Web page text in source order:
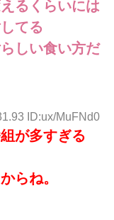
るくらいには
てる
しい食い方だ
ID:ux/MuFNd0
が多すぎる
らね。